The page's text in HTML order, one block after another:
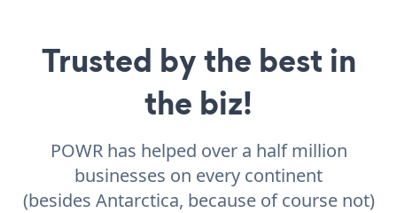
Trusted by the best in
the biz!
POWR has helped over a half million
businesses on every continent
(besides Antarctica, because of course not)